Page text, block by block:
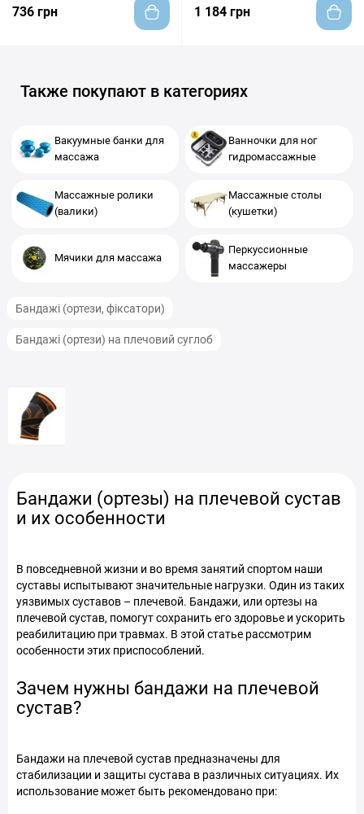
736 грн 1 184 грн
Также покупают в категориях
Вакуумные банки для
массажа
Ванночки для ног
гидромассажные
Массажные ролики
(валики)
Массажные столы
(кушетки)
Мячики для массажа
Перкуссионные
массажеры
Бандажі (ортези, фіксатори)
Бандажі (ортези) на плечовий суглоб
Бандажи (ортезы) на плечевой сустав
и их особенности
В повседневной жизни и во время занятий спортом наши
суставы испытывают значительные нагрузки. Один из таких
уязвимых суставов – плечевой. Бандажи, или ортезы на
плечевой сустав, помогут сохранить его здоровье и ускорить
реабилитацию при травмах. В этой статье рассмотрим
особенности этих приспособлений.
Зачем нужны бандажи на плечевой
сустав?
Бандажи на плечевой сустав предназначены для
стабилизации и защиты сустава в различных ситуациях. Их
использование может быть рекомендовано при: